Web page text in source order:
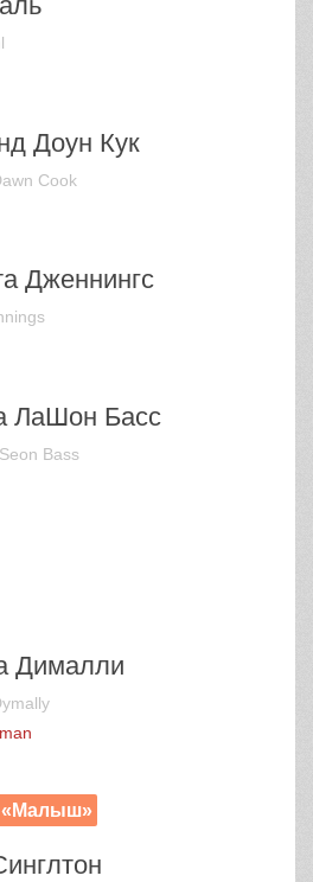
Доун Кук
Cook
Дженнингс
ЛаШон Басс
Bass
Дималли
«Малыш»